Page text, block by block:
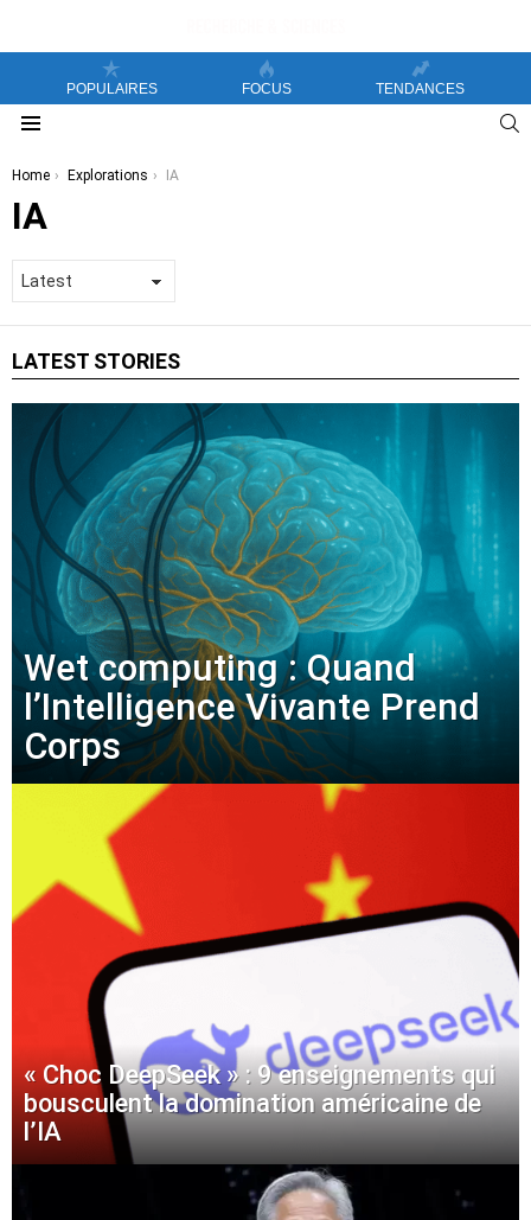
POPULAIRES FOCUS TENDANCES
You are here:
Home Explorations IA
IA
LATEST STORIES
Wet computing : Quand
l’Intelligence Vivante Prend
Corps
« Choc DeepSeek » : 9 enseignements qui
bousculent la domination américaine de
l’IA